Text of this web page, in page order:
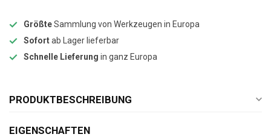
GrößteSammlung von Werkzeugen in Europa
Sofortab Lager lieferbar
Schnelle Lieferung in ganz Europa
PRODUKTBESCHREIBUNG
EIGENSCHAFTEN